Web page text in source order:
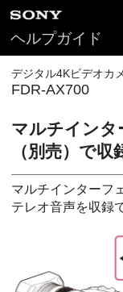
ヘルプガイド
デジタル4Kビデオカ
FDR-AX700
マルチインタ
（別売）で収
マルチインターフ
テレオ音声を収録